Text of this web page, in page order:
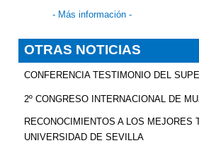
- Más información -
OTRAS NOTICIAS
CONFERENCIA TESTIMONIO DEL
2º CONGRESO INTERNACIONAL DE
RECONOCIMIENTOS A LOS MEJORES
UNIVERSIDAD DE SEVILLA